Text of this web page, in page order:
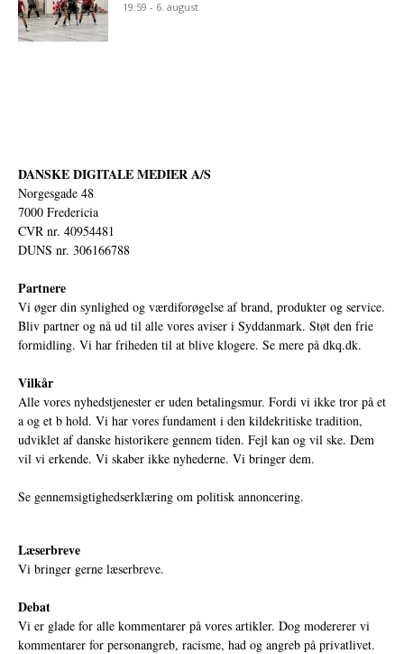
19:59 - 6. august
DANSKE DIGITALE MEDIER A/S
Norgesgade 48
7000 Fredericia
CVR nr. 40954481
DUNS nr. 306166788
Partnere
Vi øger din synlighed og værdiforøgelse af brand, produkter og service.
Bliv partner og nå ud til alle vores aviser i Syddanmark. Støt den frie
formidling. Vi har friheden til at blive klogere. Se mere på dkq.dk.
Vilkår
Alle vores nyhedstjenester er uden betalingsmur. Fordi vi ikke tror på et
a og et b hold. Vi har vores fundament i den kildekritiske tradition,
udviklet af danske historikere gennem tiden. Fejl kan og vil ske. Dem
vil vi erkende. Vi skaber ikke nyhederne. Vi bringer dem.
Se gennemsigtighedserklæring om politisk annoncering.
Læserbreve
Vi bringer gerne læserbreve.
Debat
Vi er glade for alle kommentarer på vores artikler. Dog modererer vi
kommentarer for personangreb, racisme, had og angreb på privatlivet.